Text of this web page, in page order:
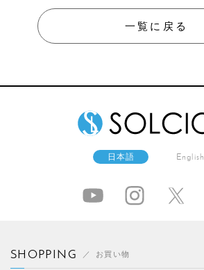
一覧に戻る
日本語 English
SHOPPING お買い物